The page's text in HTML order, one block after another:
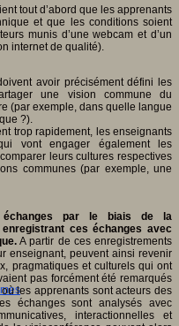
tout d’abord que les apprenants
et que les conditions soient
munis d’une webcam et d’un
internet de qualité).
avoir précisément défini les
une vision commune du
(par exemple, dans quelle langue
?).
trop rapidement, les enseignants
vont engager également les
leurs cultures respectives
communes (par exemple, une
échanges par le biais de la
ces échanges avec
A partir de ces enregistrements
enseignant, peuvent ainsi revenir
pragmatiques et culturels qui ont
pas forcément été remarqués
les apprenants sont acteurs des
échanges sont analysés avec
interactionnelles et